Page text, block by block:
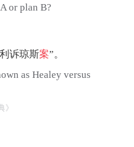
or plan B?
诉琼斯案”。
as Healey versus